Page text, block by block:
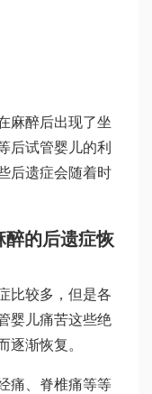
麻醉后出现了坐
后试管婴儿的利
后遗症会随着时
醉的后遗症恢
比较多，但是各
婴儿痛苦这些绝
逐渐恢复。
痛、脊椎痛等等